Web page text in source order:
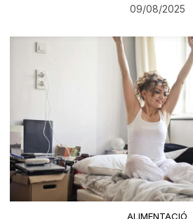
09/08/2025
ALIMENTACIÓ